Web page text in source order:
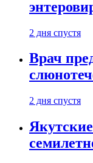
2 дня спустя
Врач
2 дня спустя